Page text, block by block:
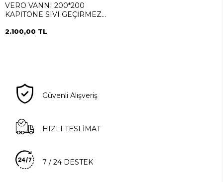
VERO VANNI 200*200
KAPİTONE SIVI GEÇİRMEZ
2.100,00 TL
Güvenli Alışveriş
HIZLI TESLİMAT
7 / 24 DESTEK